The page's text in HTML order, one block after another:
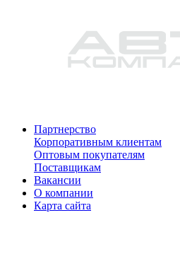
Партнерство
Корпоративным клиентам
Оптовым покупателям
Поставщикам
Вакансии
О компании
Карта сайта